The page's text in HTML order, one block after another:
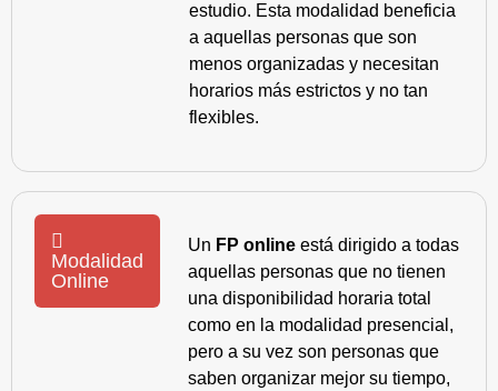
estudio. Esta modalidad beneficia
a aquellas personas que son
menos organizadas y necesitan
horarios más estrictos y no tan
flexibles.
Modalidad
Online
Un FP online está dirigido a todas
aquellas personas que no tienen
una disponibilidad horaria total
como en la modalidad presencial,
pero a su vez son personas que
saben organizar mejor su tiempo,